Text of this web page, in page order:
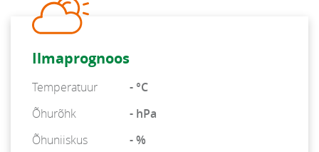
Ilmaprognoos
Temperatuur
- °C
Õhurõhk
- hPa
Õhuniiskus
- %